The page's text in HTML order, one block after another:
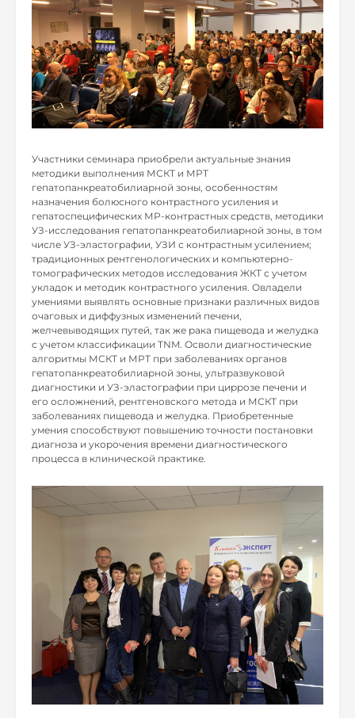
Участники семинара приобрели актуальные знания
методики выполнения МСКТ и МРТ
гепатопанкреатобилиарной зоны, особенностям
назначения болюсного контрастного усиления и
гепатоспецифических МР-контрастных средств, методики
УЗ-исследования гепатопанкреатобилиарной зоны, в том
числе УЗ-эластографии, УЗИ с контрастным усилением;
традиционных рентгенологических и компьютерно-
томографических методов исследования ЖКТ с учетом
укладок и методик контрастного усиления. Овладели
умениями выявлять основные признаки различных видов
очаговых и диффузных изменений печени,
желчевыводящих путей, так же рака пищевода и желудка
с учетом классификации TNM. Осволи диагностические
алгоритмы МСКТ и МРТ при заболеваниях органов
гепатопанкреатобилиарной зоны, ультразвуковой
диагностики и УЗ-эластографии при циррозе печени и
его осложнений, рентгеновского метода и МСКТ при
заболеваниях пищевода и желудка. Приобретенные
умения способствуют повышению точности постановки
диагноза и укорочения времени диагностического
процесса в клинической практике.